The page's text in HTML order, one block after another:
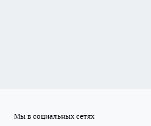
Мы в социальных сетях